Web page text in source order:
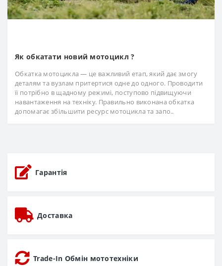
Як обкатати новий мотоцикл ?
Обкатка мотоцикла — це важливий етап, який дає змогу
деталям та вузлам притертися одне до одного. Проводити
її потрібно в щадному режимі, поступово підвищуючи
навантаження на техніку. Правильно виконана обкатка
допомагає збільшити ресурс мотоцикла та запо..
Гарантія
Доставка
Trade-In Обмін мототехніки